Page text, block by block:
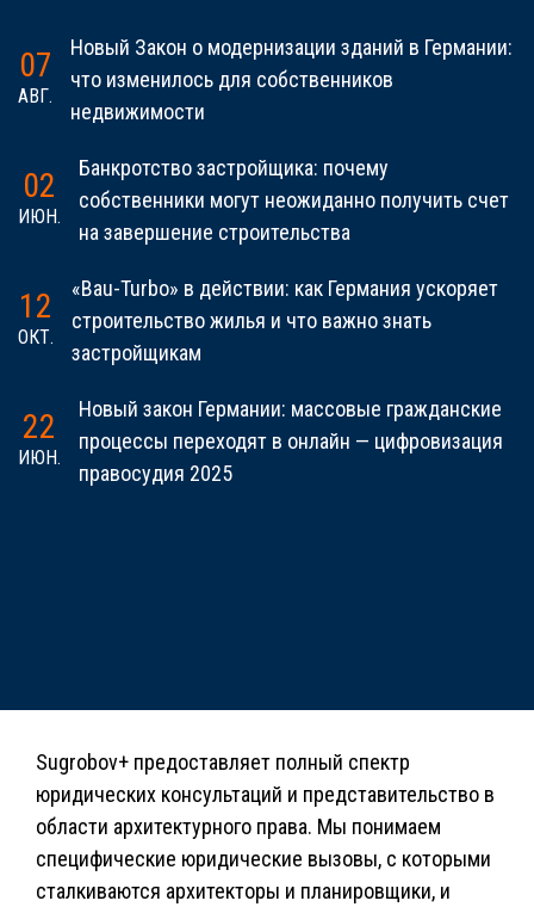
07
АВГ.
Новый Закон о модернизации зданий в Германии:
что изменилось для собственников
недвижимости
02
ИЮН.
Банкротство застройщика: почему
собственники могут неожиданно получить счет
на завершение строительства
12
ОКТ.
«Bau-Turbo» в действии: как Германия ускоряет
строительство жилья и что важно знать
застройщикам
22
ИЮН.
Новый закон Германии: массовые гражданские
процессы переходят в онлайн — цифровизация
правосудия 2025
Sugrobov+ предоставляет полный спектр
юридических консультаций и представительство в
области архитектурного права. Мы понимаем
специфические юридические вызовы, с которыми
сталкиваются архитекторы и планировщики, и